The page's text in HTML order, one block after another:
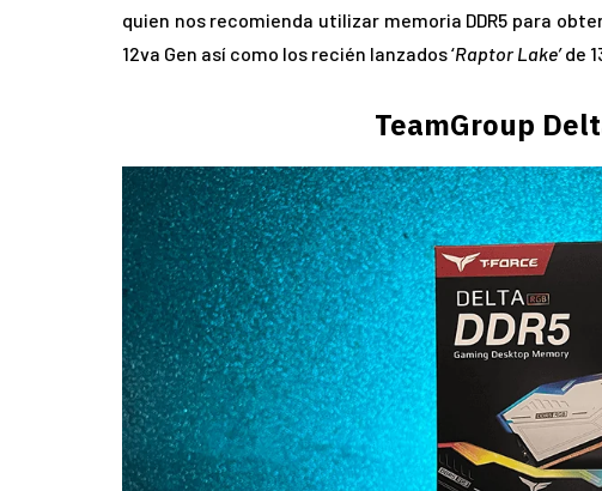
quien nos recomienda utilizar memoria DDR5 para
12va Gen así como los recién lanzados ‘Raptor Lake’de
TeamGroup